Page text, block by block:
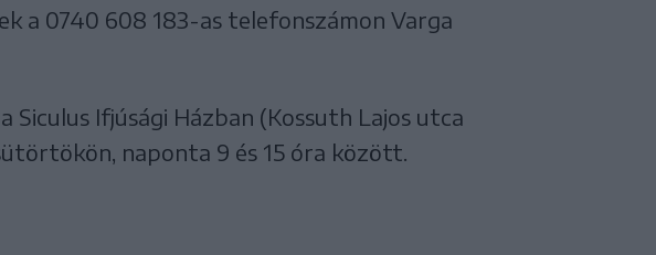
a 0740 608 183-as telefonszámon Varga
Siculus Ifjúsági Házban (Kossuth Lajos utca
naponta 9 és 15 óra között.